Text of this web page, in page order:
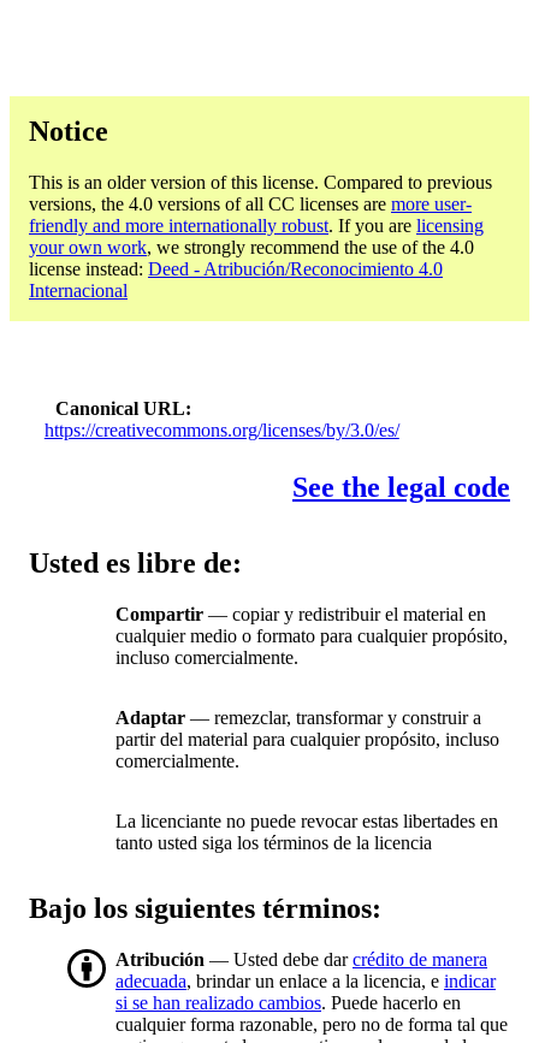
Notice
This is an older version of this license. Compared to previous
versions, the 4.0 versions of all CC licenses are more user-
friendly and more internationally robust. If you are licensing
your own work, we strongly recommend the use of the 4.0
license instead: Deed - Atribución/Reconocimiento 4.0
Internacional
Canonical URL
https://creativecommons.org/licenses/by/3.0/es/
See the legal code
Usted es libre de:
Compartir — copiar y redistribuir el material en
cualquier medio o formato para cualquier propósito,
incluso comercialmente.
Adaptar — remezclar, transformar y construir a
partir del material para cualquier propósito, incluso
comercialmente.
La licenciante no puede revocar estas libertades en
tanto usted siga los términos de la licencia
Bajo los siguientes términos:
Atribución — Usted debe darcrédito de manera
adecuada, brindar un enlace a la licencia, e indicar
si se han realizado cambios. Puede hacerlo en
cualquier forma razonable, pero no de forma tal que